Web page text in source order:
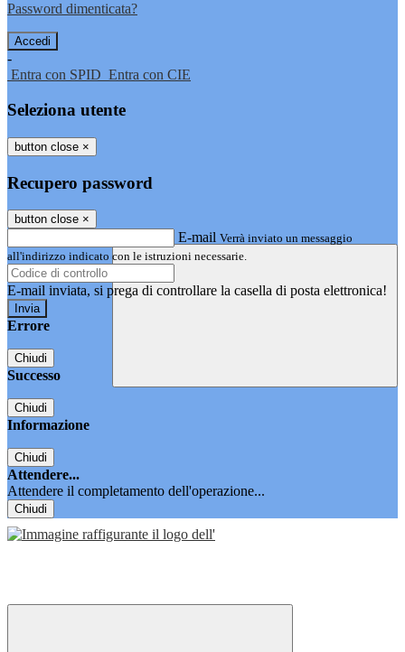
Password dimenticata?
-
Entra con SPID Entra con CIE
Seleziona utente
button close ×
Recupero password
button close ×
E-mail Verrà inviato un messaggio
all'indirizzo indicato con le istruzioni necessarie.
E-mail inviata, si prega di controllare la casella di posta elettronica!
Errore
Chiudi
Successo
Chiudi
Informazione
Chiudi
Attendere...
Attendere il completamento dell'operazione...
Chiudi